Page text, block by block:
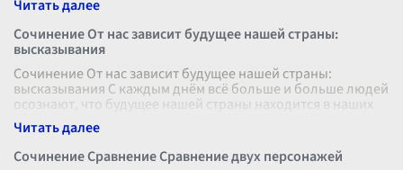
Сочинение От нас зависит будущее нашей страны:
высказывания
Сочинение От нас зависит будущее нашей страны:
высказывания С каждым днём всё больше и больше людей
осознают, что будущее нашей страны находится в наших
руках. Когда мы говорим о
Сочинение Сравнение Сравнение двух персонажей